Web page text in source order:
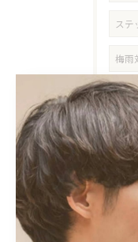
ステ
梅雨
夏至
東野
ライ
女性